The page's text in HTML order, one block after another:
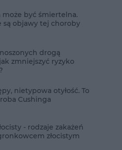
może być śmiertelna.
są objawy tej choroby
drogą
zmniejszyć ryzyko
nietypowa otyłość. To
Cushinga
- rodzaje zakażeń
złocistym